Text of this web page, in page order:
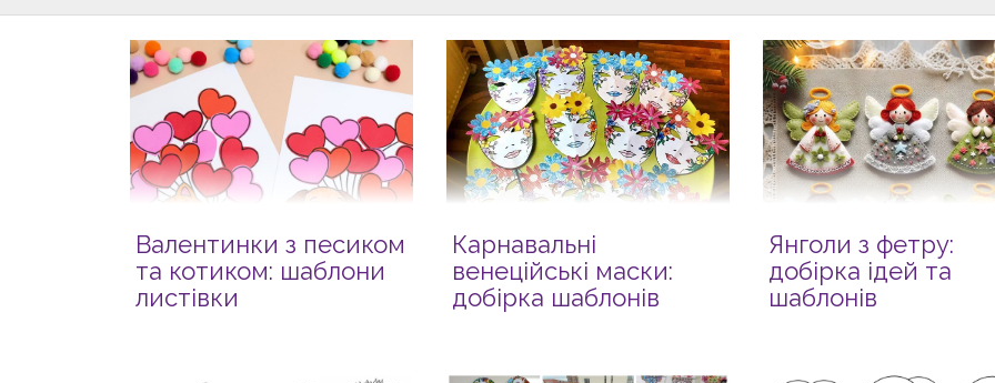
Валентинки з песиком
та котиком: шаблони
листівки
Карнавальні
венеційські маски:
добірка шаблонів
Янголи з фетру:
добірка ідей та
шаблонів